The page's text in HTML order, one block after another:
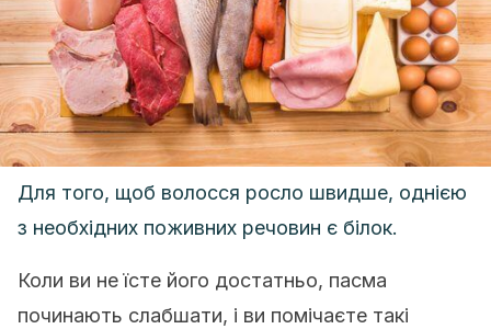
Для того, щоб волосся росло швидше, однією
з необхідних поживних речовин є білок.
Коли ви не їсте його достатньо, пасма
починають слабшати, і ви помічаєте такі